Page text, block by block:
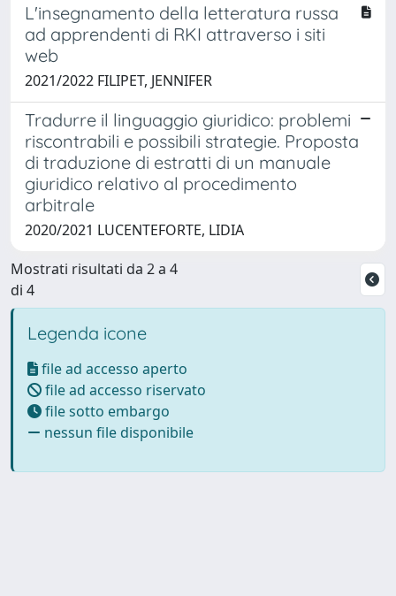
L'insegnamento della letteratura russa
ad apprendenti di RKI attraverso i siti
web
2021/2022 FILIPET, JENNIFER
Tradurre il linguaggio giuridico: problemi
riscontrabili e possibili strategie. Proposta
di traduzione di estratti di un manuale
giuridico relativo al procedimento
arbitrale
2020/2021 LUCENTEFORTE, LIDIA
Mostrati risultati da 2 a 4
di 4
Legenda icone
file ad accesso aperto
file ad accesso riservato
file sotto embargo
nessun file disponibile